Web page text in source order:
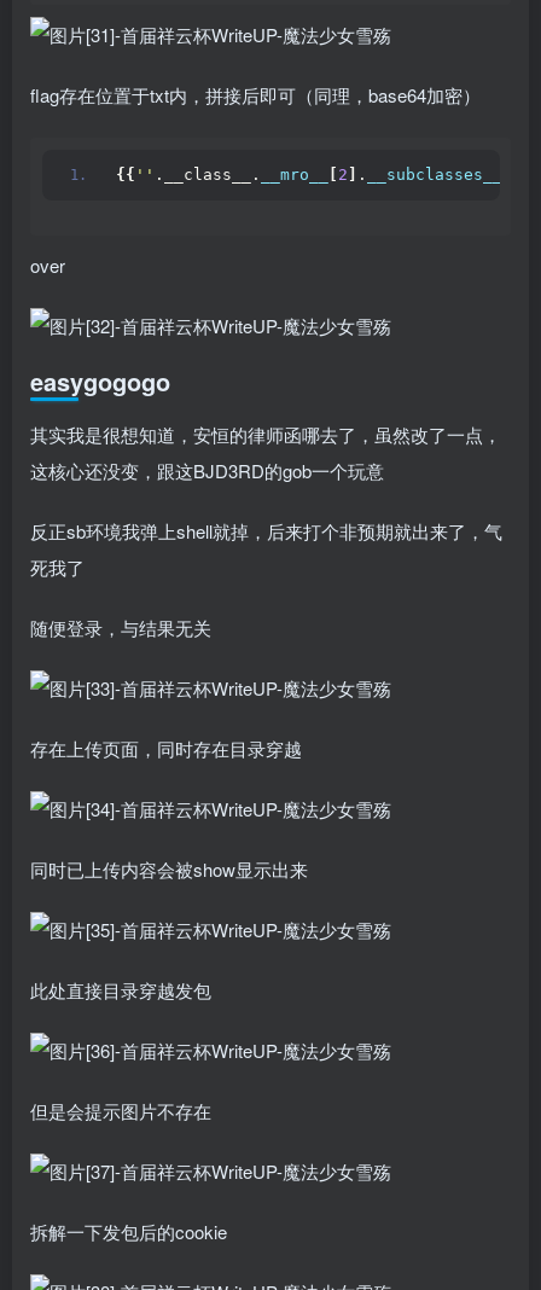
flag存在位置于txt内，拼接后即可（同理，base64加密）
{{ '' .__class__. __mro__ 2 . __subclasses__
over
easygogogo
其实我是很想知道，安恒的律师函哪去了，虽然改了一点，
这核心还没变，跟这BJD3RD的gob一个玩意
反正sb环境我弹上shell就掉，后来打个非预期就出来了，气
死我了
随便登录，与结果无关
存在上传页面，同时存在目录穿越
同时已上传内容会被show显示出来
此处直接目录穿越发包
但是会提示图片不存在
拆解一下发包后的cookie